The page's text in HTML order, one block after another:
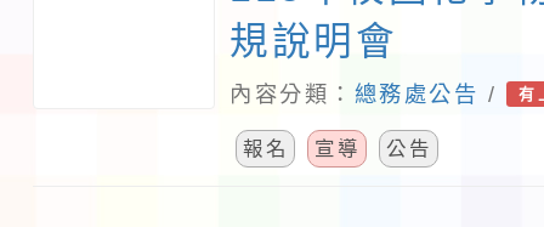
規說明會
內容分類： 總務處公告 / 有
報名 宣導 公告